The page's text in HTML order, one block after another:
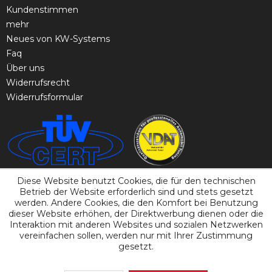
Kundenstimmen
mehr
Neues von KW-Systems
Faq
Über uns
Widerrufsrecht
Widerrufsformular
Diese Website benutzt Cookies, die für den technischen
Betrieb der Website erforderlich sind und stets gesetzt
werden. Andere Cookies, die den Komfort bei Benutzung
dieser Website erhöhen, der Direktwerbung dienen oder die
Interaktion mit anderen Websites und sozialen Netzwerken
vereinfachen sollen, werden nur mit Ihrer Zustimmung
gesetzt.